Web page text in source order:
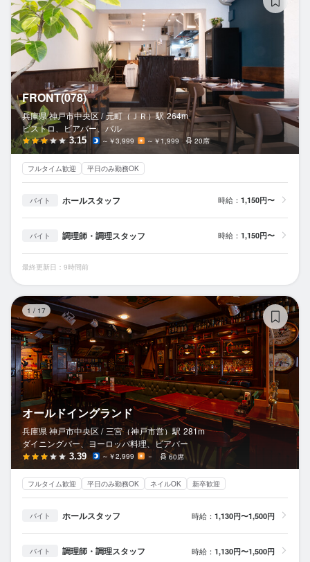
FRONT(078)
兵庫県 神戸市中央区 / 元町（ＪＲ）駅 264m
ビストロ、ビアバー、バル
3.15 ～￥3,999 ～￥1,999 20席
フルタイム歓迎 平日のみ勤務OK
バイト ホールスタッフ 時給： 1,150円〜
バイト 調理師・調理スタッフ 時給： 1,150円〜
最終更新日：9時間前
1 / 17
オールドイングランド
兵庫県 神戸市中央区 / 三宮（神戸市営）駅 281m
ダイニングバー、ヨーロッパ料理、ビアバー
3.39 ～￥2,999 － 60席
フルタイム歓迎 平日のみ勤務OK ネイルOK 新卒歓迎
バイト ホールスタッフ 時給： 1,130円〜1,500円
バイト 調理師・調理スタッフ 時給： 1,130円〜1,500円